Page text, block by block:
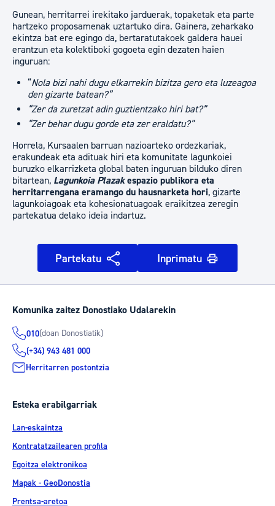
Gunean, herritarrei irekitako jarduerak, topaketak eta parte
hartzeko proposamenak uztartuko dira. Gainera, zeharkako
ekintza bat ere egingo da, bertaratutakoek galdera hauei
erantzun eta kolektiboki gogoeta egin dezaten haien
inguruan:
“Nola bizi nahi dugu elkarrekin bizitza gero eta luzeagoa
den gizarte batean?”
“Zer da zuretzat adin guztientzako hiri bat?”
“Zer behar dugu gorde eta zer eraldatu?”
Horrela, Kursaalen barruan nazioarteko ordezkariak,
erakundeak eta adituak hiri eta komunitate lagunkoiei
buruzko elkarrizketa global baten inguruan bilduko diren
bitartean, Lagunkoia Plazak espazio publikora eta
herritarrengana eramango du hausnarketa hori, gizarte
lagunkoiagoak eta kohesionatuagoak eraikitzea zeregin
partekatua delako ideia indartuz.
Partekatu Inprimatu
Komunika zaitez Donostiako Udalarekin
010(doan Donostiatik)
(+34) 943 481 000
Herritarren postontzia
Esteka erabilgarriak
Lan-eskaintza
Kontratatzailearen profila
Egoitza elektronikoa
Mapak - GeoDonostia
Prentsa-aretoa